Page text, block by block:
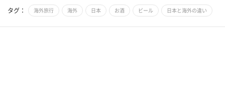
タグ： 海外旅行 海外 日本 お酒 ビール 日本と海外の違い